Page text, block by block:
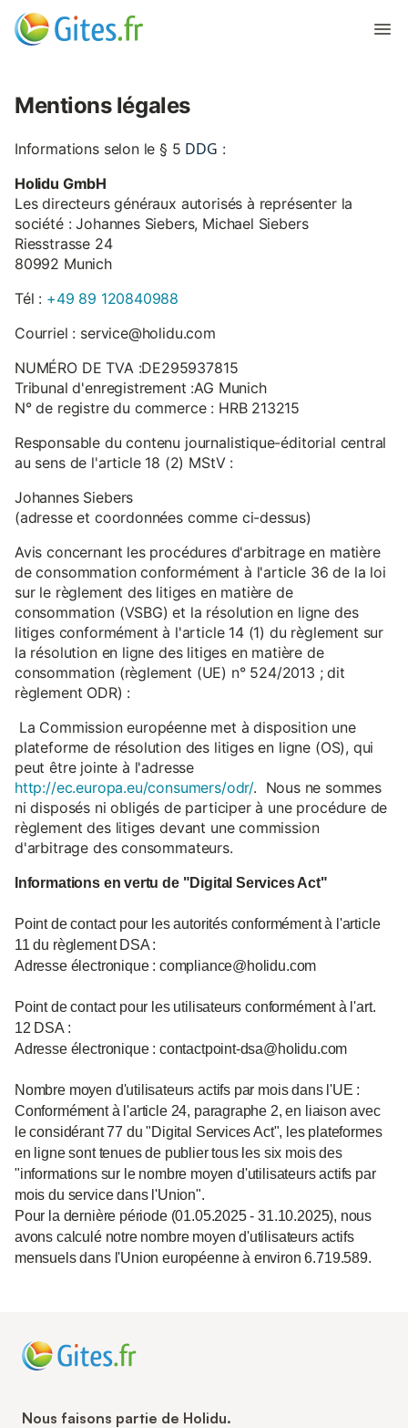
Mentions légales
Informations selon le § 5 DDG :
Holidu GmbH
Les directeurs généraux autorisés à représenter la
société : Johannes Siebers, Michael Siebers
Riesstrasse 24
80992 Munich
Tél : +49 89 120840988
Courriel : service@holidu.com
NUMÉRO DE TVA :DE295937815
Tribunal d'enregistrement :AG Munich
N° de registre du commerce : HRB 213215
Responsable du contenu journalistique-éditorial central
au sens de l'article 18 (2) MStV :
Johannes Siebers
(adresse et coordonnées comme ci-dessus)
Avis concernant les procédures d'arbitrage en matière
de consommation conformément à l'article 36 de la loi
sur le règlement des litiges en matière de
consommation (VSBG) et la résolution en ligne des
litiges conformément à l'article 14 (1) du règlement sur
la résolution en ligne des litiges en matière de
consommation (règlement (UE) n° 524/2013 ; dit
règlement ODR) :
La Commission européenne met à disposition une
plateforme de résolution des litiges en ligne (OS), qui
peut être jointe à l'adresse
http://ec.europa.eu/consumers/odr/. Nous ne sommes
ni disposés ni obligés de participer à une procédure de
règlement des litiges devant une commission
d'arbitrage des consommateurs.
Informations en vertu de "Digital Services Act"
Point de contact pour les autorités conformément à l'article
11 du règlement DSA :
Adresse électronique : compliance@holidu.com
Point de contact pour les utilisateurs conformément à l'art.
12 DSA :
Adresse électronique : contactpoint-dsa@holidu.com
Nombre moyen d'utilisateurs actifs par mois dans l'UE :
Conformément à l'article 24, paragraphe 2, en liaison avec
le considérant 77 du "Digital Services Act", les plateformes
en ligne sont tenues de publier tous les six mois des
"informations sur le nombre moyen d'utilisateurs actifs par
mois du service dans l'Union".
Pour la dernière période (01.05.2025 - 31.10.2025), nous
avons calculé notre nombre moyen d'utilisateurs actifs
mensuels dans l'Union européenne à environ 6.719.589.
Nous faisons partie de Holidu.